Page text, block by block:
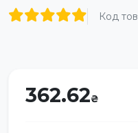
Код
362.62